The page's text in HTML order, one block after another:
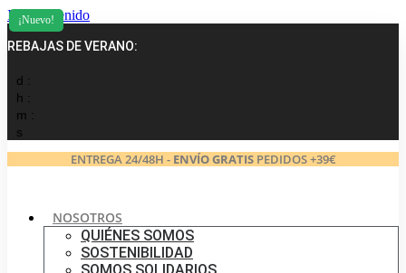
Ir al contenido
REBAJAS DE VERANO:
d :
h :
m :
s
ENTREGA 24/48H - ENVÍO GRATISPEDIDOS +39€
NOSOTROS
QUIÉNES SOMOS
SOSTENIBILIDAD
¡Nuevo!